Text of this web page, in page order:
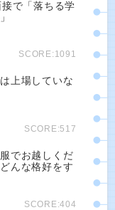
接で「落ちる学
SCORE:1091
上場していな
SCORE:517
でお越しくだ
んな格好をす
SCORE:404